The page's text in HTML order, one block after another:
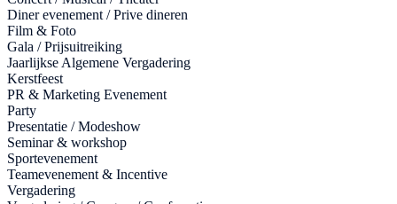
Diner evenement / Prive dineren
Film & Foto
Gala / Prijsuitreiking
Jaarlijkse Algemene Vergadering
Kerstfeest
PR & Marketing Evenement
Party
Presentatie / Modeshow
Seminar & workshop
Sportevenement
Teamevenement & Incentive
Vergadering